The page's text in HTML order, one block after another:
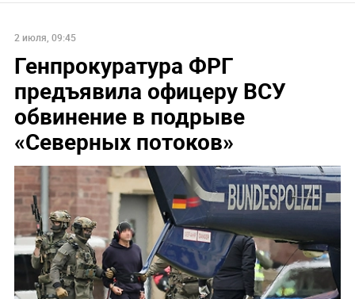
2 июля, 09:45
Генпрокуратура ФРГ
предъявила офицеру ВСУ
обвинение в подрыве
«Северных потоков»